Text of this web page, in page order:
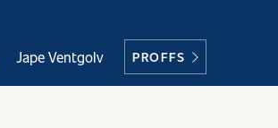
Jape Ventgolv PROFFS